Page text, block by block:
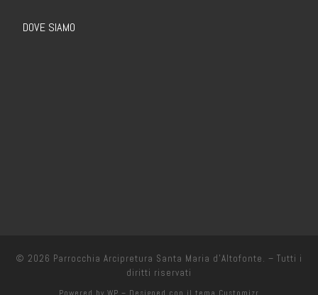
DOVE SIAMO
© 2026 Parrocchia Arcipretura Santa Maria d’Altofonte. – Tutti i
diritti riservati
Powered by WP – Designed con il tema Customizr